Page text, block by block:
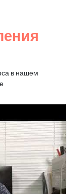
в нашем